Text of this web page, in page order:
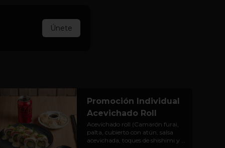
Únete
Promoción Individual
Acevichado Roll
Acevichado roll (Camarón furai,
palta, cubierto con atún, salsa
acevichada, toques de shishimi y